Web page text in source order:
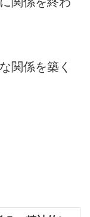
関係を築く